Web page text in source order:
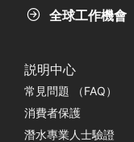
全球工作機會
説明中心
常見問題 （FAQ）
消費者保護
潛水專業人士驗證